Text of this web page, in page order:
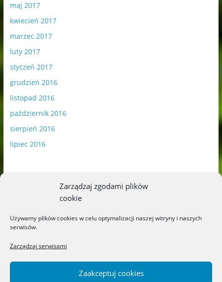
Zarządzaj zgodami plików
cookie
Używamy plików cookies w celu optymalizacji naszej witryny i naszych
serwisów.
Zarządzaj serwisami
Zaakceptuj cookies
maj 2017
kwiecień 2017
marzec 2017
luty 2017
styczeń 2017
grudzień 2016
listopad 2016
październik 2016
sierpień 2016
lipiec 2016